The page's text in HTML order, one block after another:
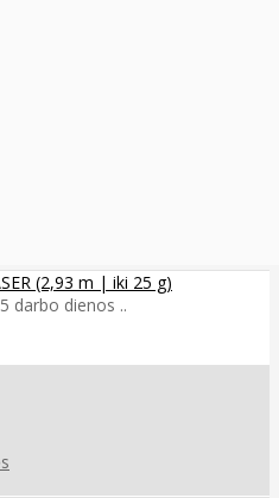
(2,93 m | iki 25 g)
darbo dienos ..